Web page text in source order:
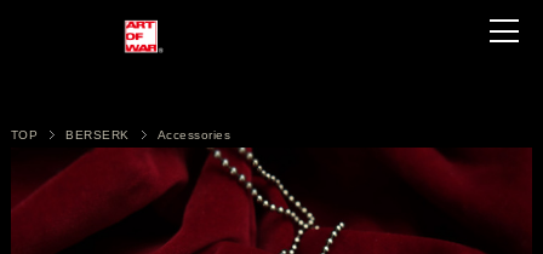
TOP BERSERK Accessories